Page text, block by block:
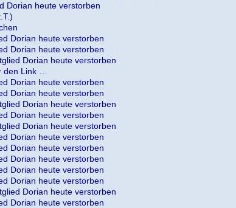
Dorian heute verstorben
Dorian heute verstorben
Dorian heute verstorben
Dorian heute verstorben
den Link …
Dorian heute verstorben
Dorian heute verstorben
Dorian heute verstorben
Dorian heute verstorben
Dorian heute verstorben
Dorian heute verstorben
Dorian heute verstorben
Dorian heute verstorben
Dorian heute verstorben
Dorian heute verstorben
Dorian heute verstorben
Dorian heute verstorben